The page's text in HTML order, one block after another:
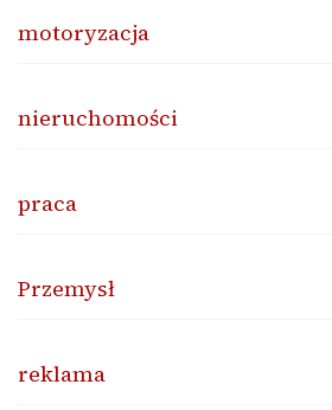
motoryzacja
nieruchomości
praca
Przemysł
reklama